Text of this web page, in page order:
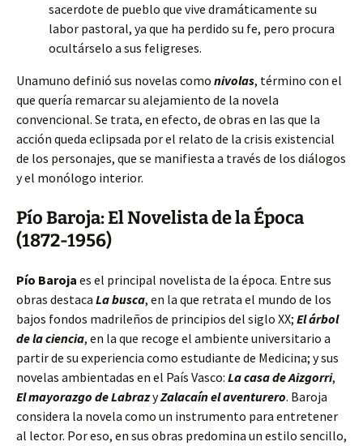
sacerdote de pueblo que vive dramáticamente su
labor pastoral, ya que ha perdido su fe, pero procura
ocultárselo a sus feligreses.
Unamuno definió sus novelas como nivolas, término con el
que quería remarcar su alejamiento de la novela
convencional. Se trata, en efecto, de obras en las que la
acción queda eclipsada por el relato de la crisis existencial
de los personajes, que se manifiesta a través de los diálogos
y el monólogo interior.
Pío Baroja: El Novelista de la Época
(1872-1956)
Pío Baroja es el principal novelista de la época. Entre sus
obras destaca La busca, en la que retrata el mundo de los
bajos fondos madrileños de principios del siglo XX; El árbol
de la ciencia, en la que recoge el ambiente universitario a
partir de su experiencia como estudiante de Medicina; y sus
novelas ambientadas en el País Vasco: La casa de Aizgorri,
El mayorazgo de LabrazyZalacaín el aventurero. Baroja
considera la novela como un instrumento para entretener
al lector. Por eso, en sus obras predomina un estilo sencillo,